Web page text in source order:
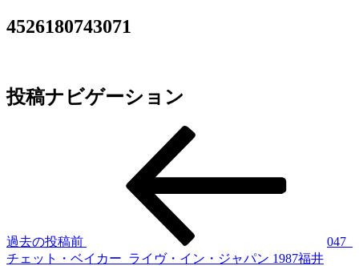
4526180743071
投稿ナビゲーション
過去の投稿前
047_
チェット・ベイカー_ライヴ・イン・ジャパン 1987福井